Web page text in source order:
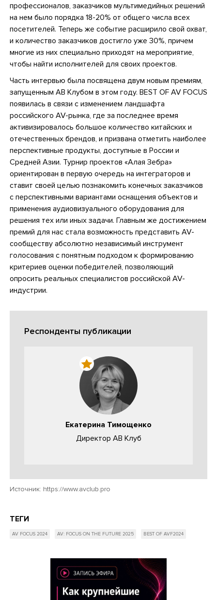
профессионалов, заказчиков мультимедийных решений
на нем было порядка 18-20% от общего числа всех
посетителей. Теперь же событие расширило свой охват,
и количество заказчиков достигло уже 30%, причем
многие из них специально приходят на мероприятие,
чтобы найти исполнителей для своих проектов.
Часть интервью была посвящена двум новым премиям,
запущенным АВ Клубом в этом году. BEST OF AV FOCUS
появилась в связи с изменением ландшафта
российского AV-рынка, где за последнее время
активизировалось большое количество китайских и
отечественных брендов, и призвана отметить наиболее
перспективные продукты, доступные в России и
Средней Азии. Турнир проектов «Алая Зебра»
ориентирован в первую очередь на интеграторов и
ставит своей целью познакомить конечных заказчиков
с перспективными вариантами оснащения объектов и
применения аудиовизуального оборудования для
решения тех или иных задачи. Главным же достижением
премий для нас стала возможность представить AV-
сообществу абсолютно независимый инструмент
голосования с понятным подходом к формированию
критериев оценки победителей, позволяющий
опросить реальных специалистов российской AV-
индустрии.
Респонденты публикации
Екатерина Тимощенко
Директор АВ Клуб
Источник: https://www.avclub.pro
ТЕГИ
AV FOCUS 2024 AV: FOCUS ON THE FUTURE 2025 BEST OF AVF2024